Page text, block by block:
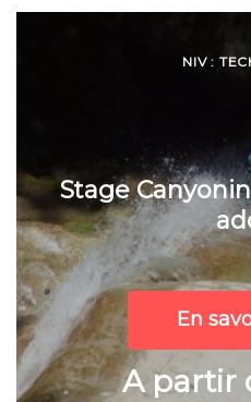
NIV :
Stage
En
A partir